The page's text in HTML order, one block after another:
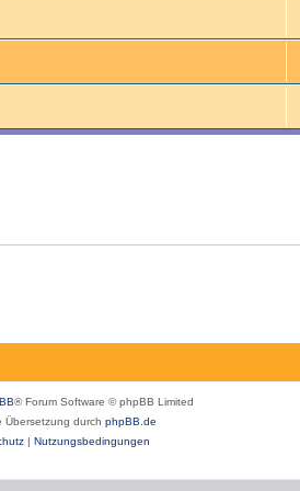
® Forum Software © phpBB Limited
Übersetzung durch phpBB.de
| Nutzungsbedingungen